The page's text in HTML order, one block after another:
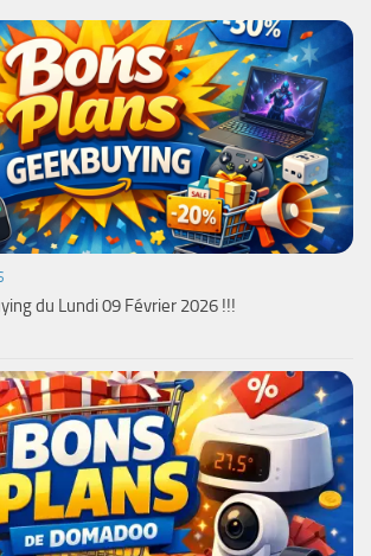
du Lundi 09 Février 2026 !!!